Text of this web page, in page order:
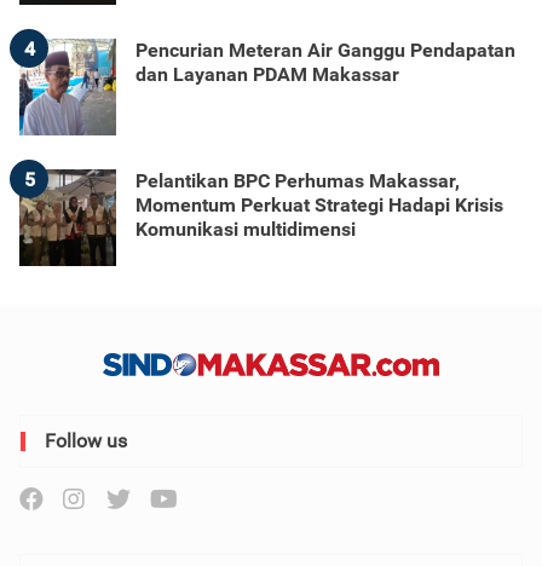
4
Pencurian Meteran Air Ganggu Pendapatan
dan Layanan PDAM Makassar
5
Pelantikan BPC Perhumas Makassar,
Momentum Perkuat Strategi Hadapi Krisis
Komunikasi multidimensi
Follow us